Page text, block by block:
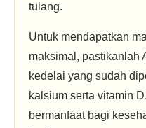
tulang.
Untuk mendapatkan
maksimal, pastikanlah
kedelai yang sudah
kalsium serta vitamin
bermanfaat bagi